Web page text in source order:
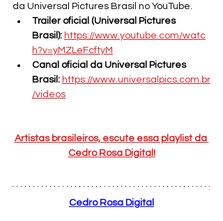
da Universal Pictures Brasil no YouTube.
Trailer oficial (Universal Pictures
Brasil): https://www.youtube.com/watc
h?v=yMZLeFcftyM
Canal oficial da Universal Pictures
Brasil: https://www.universalpics.com.br
/videos
Artistas brasileiros, escute essa playlist da
Cedro Rosa Digital!
Cedro Rosa Digital